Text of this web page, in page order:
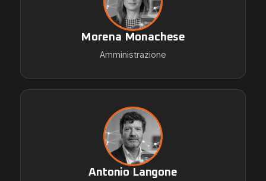
Morena Monachese
Amministrazione
Antonio Langone